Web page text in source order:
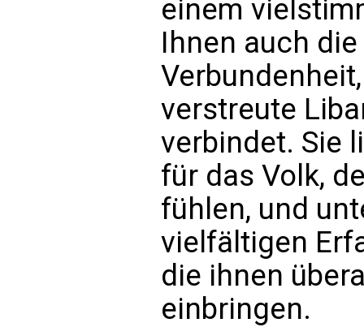
einem
Ihnen auch
verstreute
verbindet. Sie
für das Volk,
fühlen, und
vielfältigen
die ihnen
einbringen.